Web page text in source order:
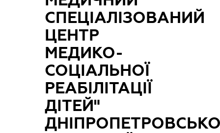
СПЕЦІАЛІЗОВАНИЙ
ЦЕНТР
МЕДИКО-
СОЦІАЛЬНОЇ
РЕАБІЛІТАЦІЇ
ДІТЕЙ"